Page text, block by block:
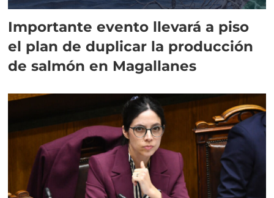
Importante evento llevará a piso
el plan de duplicar la producción
de salmón en Magallanes